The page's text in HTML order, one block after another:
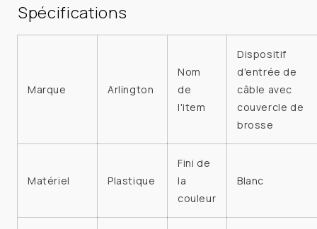
CABLE
CABLE
Spécifications
Marque Arlington
Nom
de
l'item
Dispositif
d'entrée de
câble avec
couvercle de
brosse
Matériel Plastique
Fini de
la
couleur
Blanc